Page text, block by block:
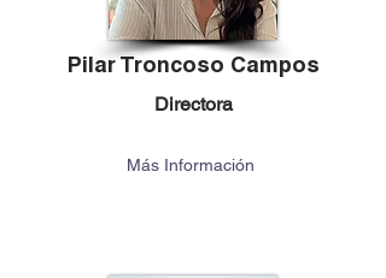
Pilar Troncoso Campos
Directora
Más Información